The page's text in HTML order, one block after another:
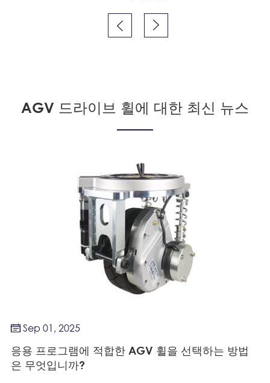
 
AGV 드라이브 휠에 대한 최신 뉴스
 Sep 01, 2025
응용 프로그램에 적합한 AGV 휠을 선택하는 방법
은 무엇입니까?